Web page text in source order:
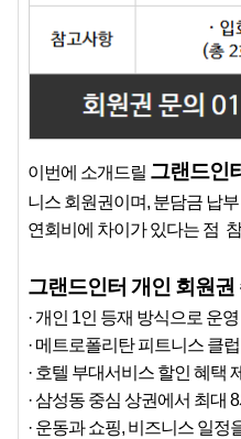
이번에 소개드릴 그랜드인
니스 회원권이며, 분담금 납
연회비에 차이가 있다는 점
그랜드인터 개인 회원권
· 개인 1인 등재 방식으로 운영
· 메트로폴리탄 피트니스 클
· 호텔 부대서비스 할인 혜택
· 삼성동 중심 상권에서 최대
· 운동과 쇼핑, 비즈니스 일정